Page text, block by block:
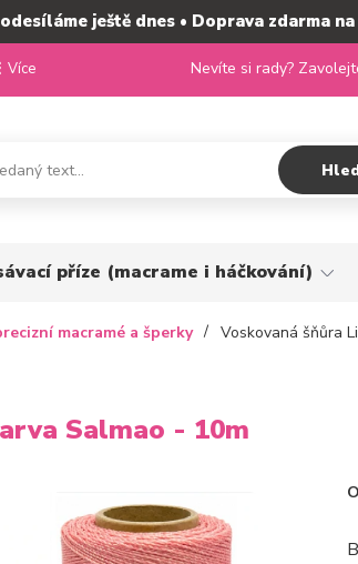
ještě dnes • Doprava zdarma
Více Nevíte si rady?
příze (macrame i háčkování)
macramé a šperky Voskovaná šňůra
Salmao - 10m